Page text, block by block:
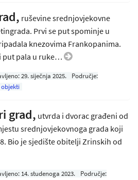
ruševine srednjovjekovne
Prvi se put spominje u
knezovima Frankopanima.
put pala u ruke…
29. siječnja 2025.
Područje:
objekti
grad, utvrda i dvorac građeni od
srednjovjekovnoga grada koji
Bio je sjedište obitelji Zrinskih od
14. studenoga 2023.
Područje: